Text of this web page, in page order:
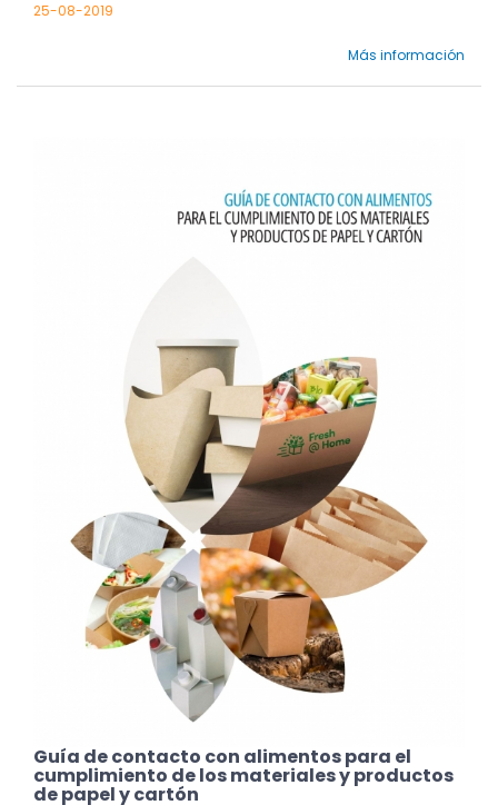
25-08-2019
Más información
Guía de contacto con alimentos para el
cumplimiento de los materiales y productos
de papel y cartón